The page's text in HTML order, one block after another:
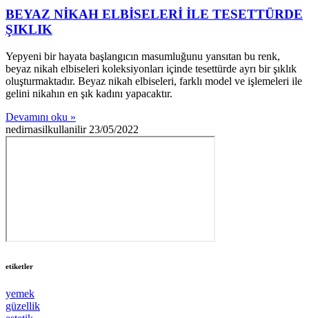
BEYAZ NİKAH ELBİSELERİ İLE TESETTÜRDE
ŞIKLIK
Yepyeni bir hayata başlangıcın masumluğunu yansıtan bu renk,
beyaz nikah elbiseleri koleksiyonları içinde tesettürde ayrı bir şıklık
oluşturmaktadır. Beyaz nikah elbiseleri, farklı model ve işlemeleri ile
gelini nikahın en şık kadını yapacaktır.
Devamını oku »
nedirnasilkullanilir 23/05/2022
etiketler
yemek
güzellik